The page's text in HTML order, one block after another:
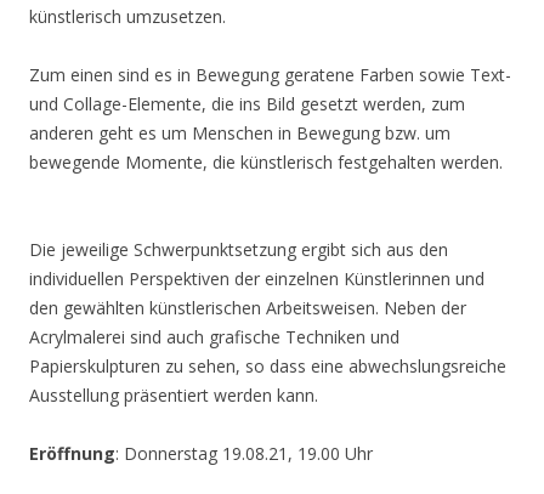
künstlerisch umzusetzen.
Zum einen sind es in Bewegung geratene Farben sowie Text-
und Collage-Elemente, die ins Bild gesetzt werden, zum
anderen geht es um Menschen in Bewegung bzw. um
bewegende Momente, die künstlerisch festgehalten werden.
Die jeweilige Schwerpunktsetzung ergibt sich aus den
individuellen Perspektiven der einzelnen Künstlerinnen und
den gewählten künstlerischen Arbeitsweisen. Neben der
Acrylmalerei sind auch grafische Techniken und
Papierskulpturen zu sehen, so dass eine abwechslungsreiche
Ausstellung präsentiert werden kann.
Eröffnung: Donnerstag 19.08.21, 19.00 Uhr